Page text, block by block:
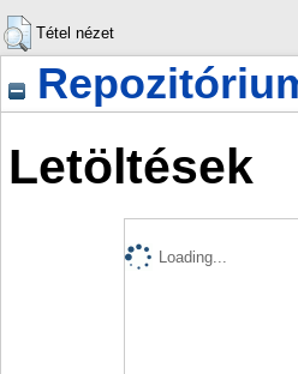
Tétel nézet
Letöltések
Loading...